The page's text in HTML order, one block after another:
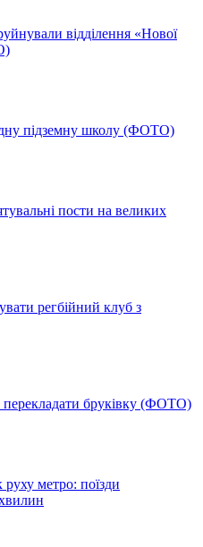
відділення «Нової
підземну школу (ФОТО)
пости на великих
регбійний клуб з
перекладати бруківку (ФОТО)
метро: поїзди